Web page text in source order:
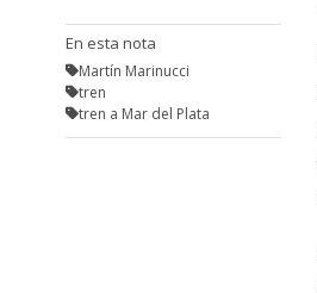
En esta nota
Martín Marinucci
tren
tren a Mar del Plata